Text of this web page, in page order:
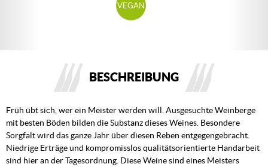
VEGAN
BESCHREIBUNG
Früh übt sich, wer ein Meister werden will. Ausgesuchte Weinberge
mit besten Böden bilden die Substanz dieses Weines. Besondere
Sorgfalt wird das ganze Jahr über diesen Reben entgegengebracht.
Niedrige Erträge und kompromisslos qualitätsorientierte Handarbeit
sind hier an der Tagesordnung. Diese Weine sind eines Meisters